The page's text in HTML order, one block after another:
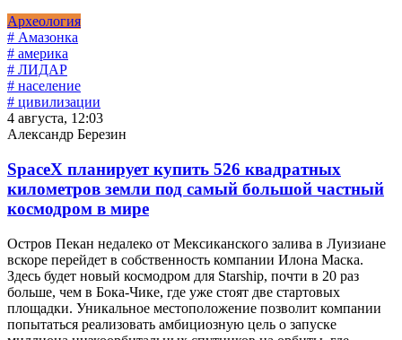
Археология
# Амазонка
# америка
# ЛИДАР
# население
# цивилизации
4 августа, 12:03
Александр Березин
SpaceX планирует купить 526 квадратных
километров земли под самый большой частный
космодром в мире
Остров Пекан недалеко от Мексиканского залива в Луизиане
вскоре перейдет в собственность компании Илона Маска.
Здесь будет новый космодром для Starship, почти в 20 раз
больше, чем в Бока-Чике, где уже стоят две стартовых
площадки. Уникальное местоположение позволит компании
попытаться реализовать амбициозную цель о запуске